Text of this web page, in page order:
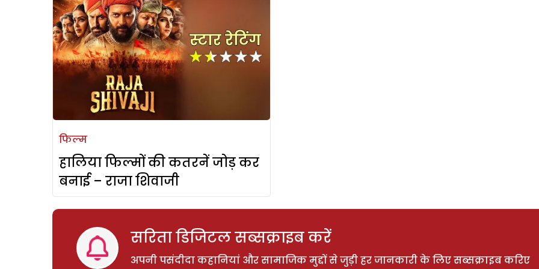
फिल्म
हालिया फिल्मों की कतरनें जोड़ कर
बनाई – राजा शिवाजी
सरिता डिजिटल सब्सक्राइब करें
अपनी पसंदीदा कहानियां और सामाजिक मुद्दों से जुड़ी हर जानकारी के लिए सब्सक्राइब करिए